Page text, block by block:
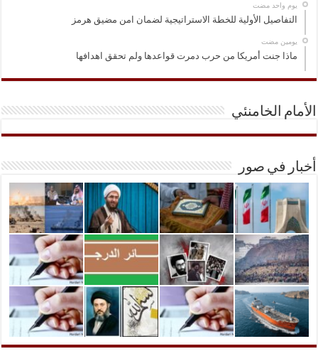
‏يوم واحد مضت
التفاصيل الأولية للخطة الاستراتيجية لضمان امن مضيق هرمز
‏يومين مضت
ماذا جنت أمريكا من حرب دمرت قواعدها ولم تحقق اهدافها
الأمام الخامنئي
أخبار في صور